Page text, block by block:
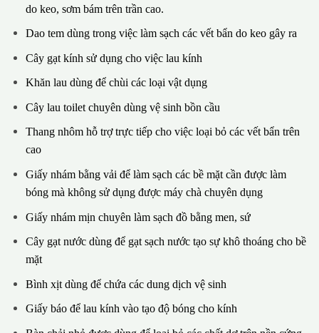
do keo, sơm bám trên trần cao.
Dao tem dùng trong việc làm sạch các vết bẩn do keo gây ra
Cây gạt kính sử dụng cho việc lau kính
Khăn lau dùng để chùi các loại vật dụng
Cây lau toilet chuyên dùng vệ sinh bồn cầu
Thang nhôm hỗ trợ trực tiếp cho việc loại bỏ các vết bẩn trên
cao
Giấy nhám bằng vải để làm sạch các bề mặt cần được làm
bóng mà không sử dụng được máy chà chuyên dụng
Giấy nhám mịn chuyên làm sạch đồ bằng men, sứ
Cây gạt nước dùng để gạt sạch nước tạo sự khô thoáng cho bề
mặt
Bình xịt dùng để chứa các dung dịch vệ sinh
Giấy báo để lau kính vào tạo độ bóng cho kính